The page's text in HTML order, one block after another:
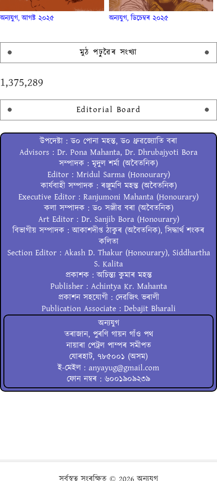
অন্যযুগ, আগষ্ট ২০২৫ অন্যযুগ, ডিচেম্বৰ ২০২৫
মুঠ পঢ়ুৱৈৰ সংখ্যা
1,375,289
Editorial Board
উপদেষ্টা : ড০ পোনা মহন্ত, ড০ ধ্ৰুৱজ্যোতি বৰা
Advisors : Dr. Pona Mahanta, Dr. Dhrubajyoti Bora
সম্পাদক : মৃদুল শৰ্মা (অবৈতনিক)
Editor : Mridul Sarma (Honourary)
কাৰ্যবাহী সম্পাদক : ৰঞ্জুমণি মহন্ত (অবৈতনিক)
Executive Editor : Ranjumoni Mahanta (Honourary)
কলা সম্পাদক : ড০ সঞ্জীৱ বৰা (অবৈতনিক)
Art Editor : Dr. Sanjib Bora (Honourary)
বিভাগীয় সম্পাদক : আকাশদীপ্ত ঠাকুৰ (অবৈতনিক), সিদ্ধাৰ্থ শংকৰ
কলিতা
Section Editor : Akash D. Thakur (Honourary), Siddhartha
S. Kalita
প্ৰকাশক : অচিন্ত্য কুমাৰ মহন্ত
Publisher : Achintya Kr. Mahanta
প্ৰকাশন সহযোগী : দেৱজিৎ ভৰালী
Publication Associate : Debajit Bharali
অন্যযুগ
তৰাজান, পুৰণি গায়ন গাঁও পথ
নায়াৰা পেট্ৰল পাম্পৰ সমীপত
যোৰহাট, ৭৮৫০০১ (অসম)
ই-মেইল : anyayug@gmail.com
ফোন নম্বৰ : ৬০০১৯০৯২৩৯